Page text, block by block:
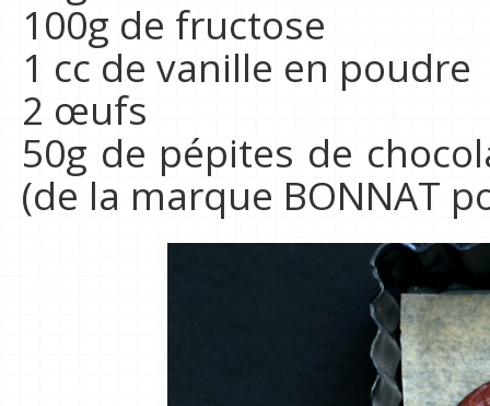
100g de fructose
1 cc de vanille en poudre
2 œufs
50g de pépites de
(de la marque BONNAT